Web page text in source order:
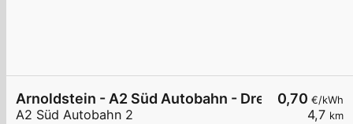
0,70 €/kWh
4,7 km
Arnoldstein - A2 Süd Autobahn - Dreiländereck
A2 Süd Autobahn 2